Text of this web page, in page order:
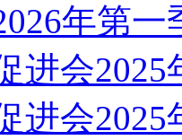
年第一
进会2025
进会2025